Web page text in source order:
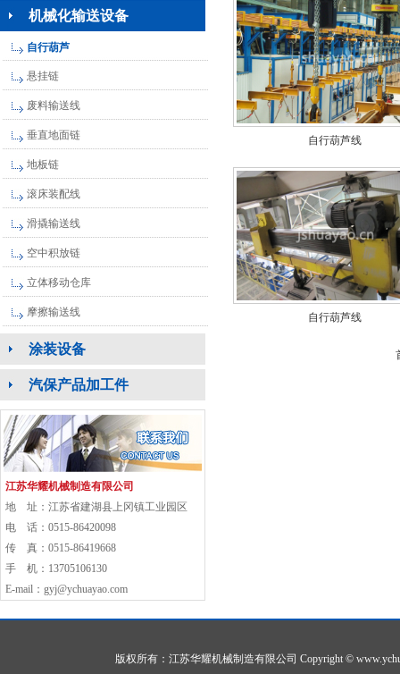
机械化输送设备
自行葫芦
悬挂链
废料输送线
垂直地面链
地板链
滚床装配线
滑撬输送线
空中积放链
立体移动仓库
摩擦输送线
涂装设备
汽保产品加工件
江苏华耀机械制造有限公司
地 址：江苏省建湖县上冈镇工业园区
电 话：0515-86420098
传 真：0515-86419668
手 机：13705106130
E-mail：gyj@ychuayao.com
自行葫芦线
自行葫芦线
版权所有：江苏华耀机械制造有限公司 Copyright ©